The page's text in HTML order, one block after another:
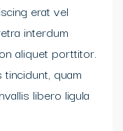
erat vel
interdum
aliquet porttitor.
quam
libero ligula